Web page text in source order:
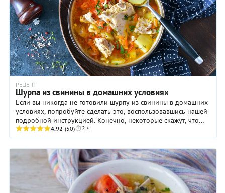
РЕЦЕПТ
Шурпа из свинины в домашних условиях
Если вы никогда не готовили шурпу из свинины в домашних
условиях, попробуйте сделать это, воспользовавшись нашей
подробной инструкцией. Конечно, некоторые скажут, что
это мясо никоим образом не ...
4.92 (50) 2 ч